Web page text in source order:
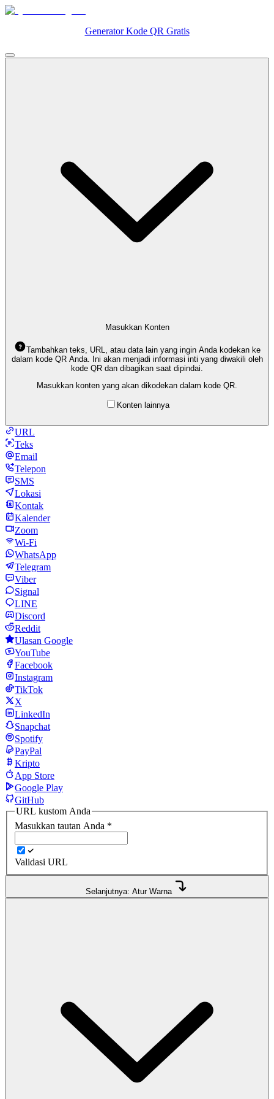
Generator Kode QR Gratis
Masukkan Konten
Tambahkan teks, URL, atau data lain yang ingin Anda kodekan ke
dalam kode QR Anda. Ini akan menjadi informasi inti yang diwakili oleh
kode QR dan dibagikan saat dipindai.
Masukkan konten yang akan dikodekan dalam kode QR.
Konten lainnya
URL
Teks
Email
Telepon
SMS
Lokasi
Kontak
Kalender
Zoom
Wi-Fi
WhatsApp
Telegram
Viber
Signal
LINE
Discord
Reddit
Ulasan Google
YouTube
Facebook
Instagram
TikTok
X
LinkedIn
Snapchat
Spotify
PayPal
Kripto
App Store
Google Play
GitHub
URL kustom Anda
Masukkan tautan Anda *
Validasi URL
Selanjutnya: Atur Warna